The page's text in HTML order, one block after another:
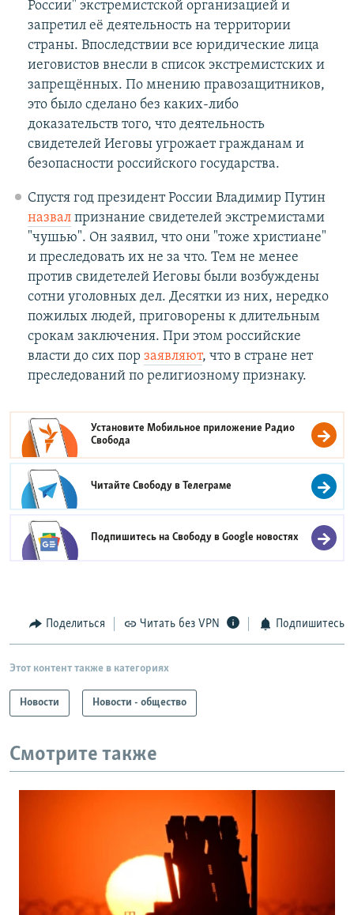
России" экстремистской организацией и
запретил её деятельность на территории
страны. Впоследствии все юридические лица
иеговистов внесли в список экстремистских и
запрещённых. По мнению правозащитников,
это было сделано без каких-либо
доказательств того, что деятельность
свидетелей Иеговы угрожает гражданам и
безопасности российского государства.
Спустя год президент России Владимир Путин
назвалпризнание свидетелей экстремистами
"чушью". Он заявил, что они "тоже христиане"
и преследовать их не за что. Тем не менее
против свидетелей Иеговы были возбуждены
сотни уголовных дел. Десятки из них, нередко
пожилых людей, приговорены к длительным
срокам заключения. При этом российские
власти до сих пор заявляют, что в стране нет
преследований по религиозному признаку.
Установите Мобильное приложение Радио
Свобода
Читайте Свободу вТелеграме
Подпишитесь на Свободу вGoogle новостях
Поделиться Читать без VPN Подпишитесь
Этот контент также в категориях
Новости Новости - общество
Смотрите также